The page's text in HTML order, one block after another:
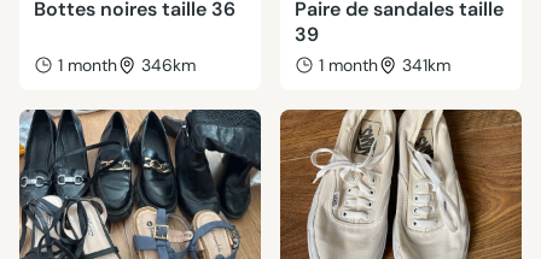
Bottes noires taille 36
1 month 346km
Paire de sandales taille
39
1 month 341km